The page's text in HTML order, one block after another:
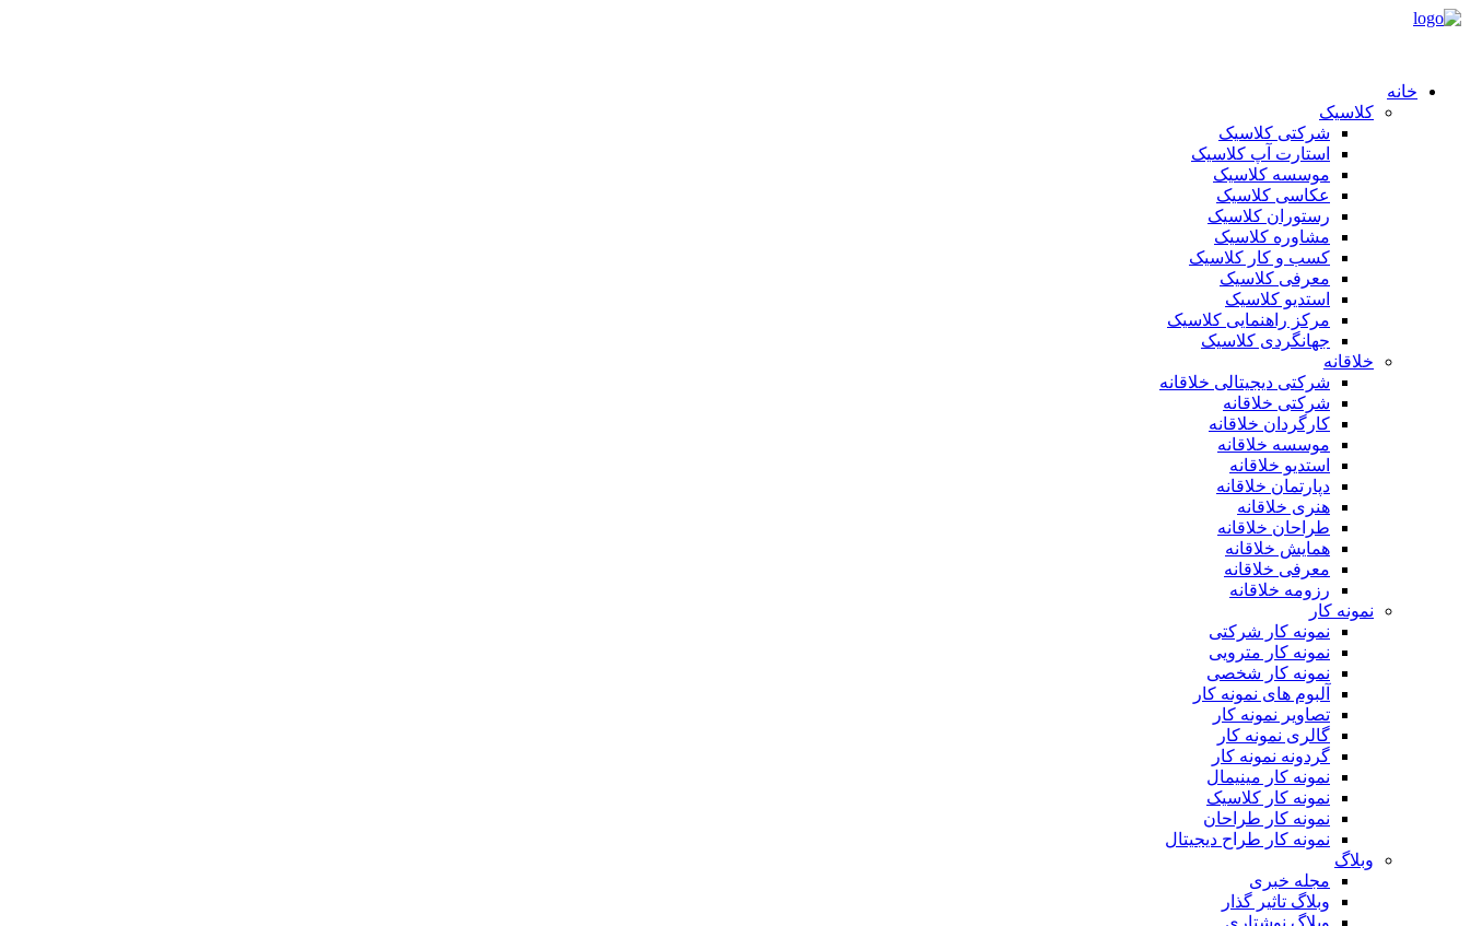
خانه
کلاسیک
شرکتی کلاسیک
استارت آپ کلاسیک
موسسه کلاسیک
عکاسی کلاسیک
رستوران کلاسیک
مشاوره کلاسیک
کسب و کار کلاسیک
معرفی کلاسیک
استدیو کلاسیک
مرکز راهنمایی کلاسیک
جهانگردی کلاسیک
خلاقانه
شرکتی دیجیتالی خلاقانه
شرکتی خلاقانه
کارگردان خلاقانه
موسسه خلاقانه
استدیو خلاقانه
دپارتمان خلاقانه
هنری خلاقانه
طراحان خلاقانه
همایش خلاقانه
معرفی خلاقانه
رزومه خلاقانه
نمونه کار
نمونه کار شرکتی
نمونه کار مترویی
نمونه کار شخصی
آلبوم های نمونه کار
تصاویر نمونه کار
گالری نمونه کار
گردونه نمونه کار
نمونه کار مینیمال
نمونه کار کلاسیک
نمونه کار طراحان
نمونه کار طراح دیجیتال
وبلاگ
مجله خبری
وبلاگ تاثیر گذار
وبلاگ نوشتاری